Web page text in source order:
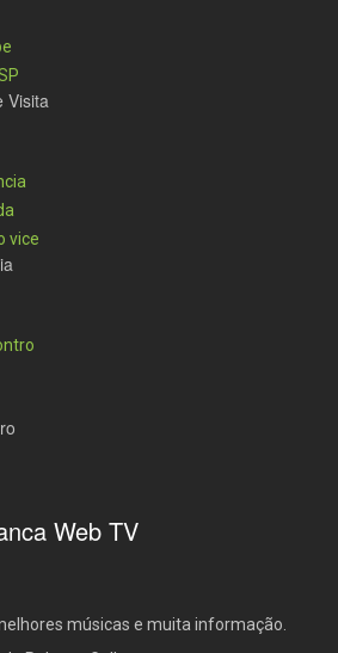
Visita
Web TV
músicas e muita informação.